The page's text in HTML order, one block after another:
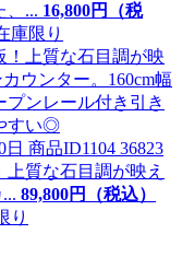
、... 16,800円（税
庫限り
日 商品ID1104 36823
質な石目調が映え
89,800円（税込）
り